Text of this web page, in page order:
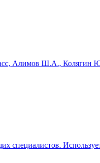
Алимов Ш.А.,
специалистов.